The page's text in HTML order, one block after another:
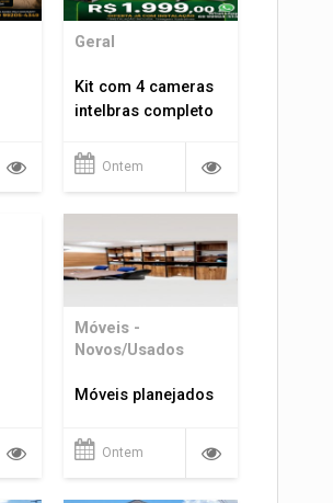
Geral
Kit com 4 cameras
intelbras completo
Ontem
Móveis -
Novos/Usados
Móveis planejados
Ontem